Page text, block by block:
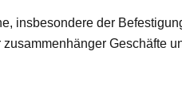
insbesondere der
Geschäfte